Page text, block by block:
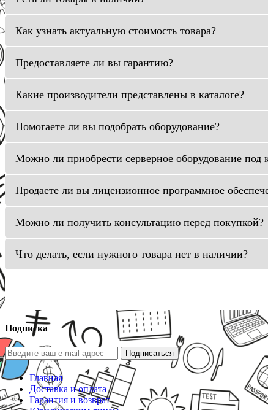
Как узнать актуальную стоимость товара?
Предоставляете ли вы гарантию?
Какие производители представлены в каталоге?
Помогаете ли вы подобрать оборудование?
Можно ли приобрести серверное оборудование под
Продаете ли вы лицензионное программное
Можно ли получить консультацию перед покупкой?
Что делать, если нужного товара нет в наличии?
Подписка
Подписаться
Главная
Доставка и оплата
Гарантия и возврат